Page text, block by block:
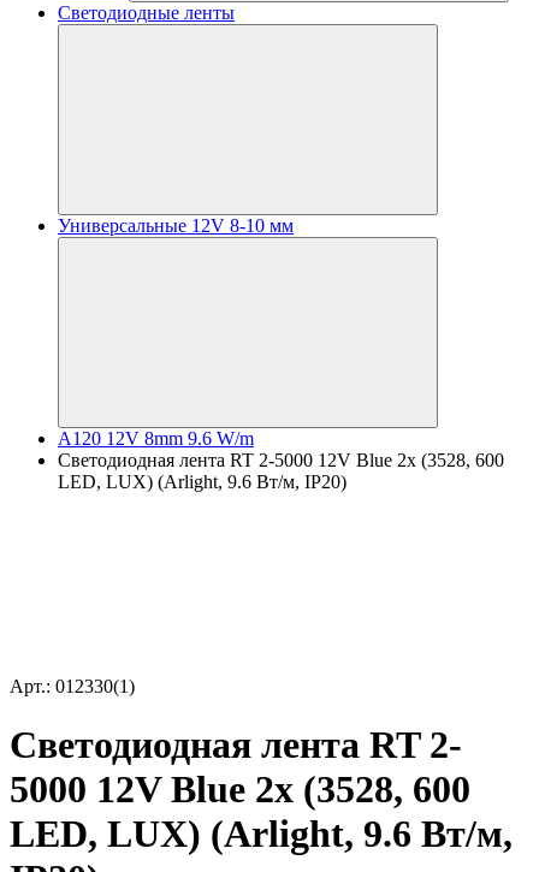
Светодиодные ленты
Универсальные 12V 8-10 мм
A120 12V 8mm 9.6 W/m
Светодиодная лента RT 2-5000 12V Blue 2x (3528, 600
LED, LUX) (Arlight, 9.6 Вт/м, IP20)
Арт.: 012330(1)
Светодиодная лента RT 2-
5000 12V Blue 2x (3528, 600
LED, LUX) (Arlight, 9.6 Вт/м,